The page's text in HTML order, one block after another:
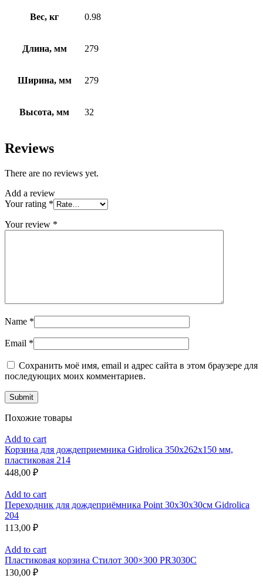
Вес, кг 0.98
Длина, мм 279
Ширина, мм 279
Высота, мм 32
Reviews
There are no reviews yet.
Add a review
Your rating *
Your review *
Name *
Email *
Сохранить моё имя, email и адрес сайта в этом браузере для
последующих моих комментариев.
Похожие товары
Add to cart
Корзина для дождеприемника Gidrolica 350х262х150 мм,
пластиковая 214
448,00 ₽
Add to cart
Переходник для дождеприёмника Point 30x30x30см Gidrolica
204
113,00 ₽
Add to cart
Пластиковая корзина Стилот 300×300 PR3030C
130,00 ₽